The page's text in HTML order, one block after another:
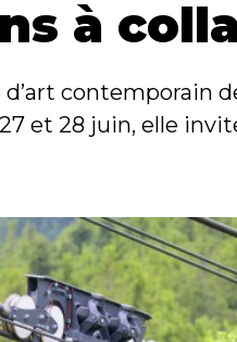
à
contemporain
et 28 juin, elle